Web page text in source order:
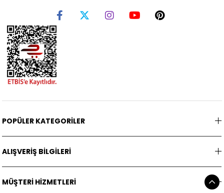
POPÜLER KATEGORİLER
ALIŞVERİŞ BİLGİLERİ
MÜŞTERİ HİZMETLERİ